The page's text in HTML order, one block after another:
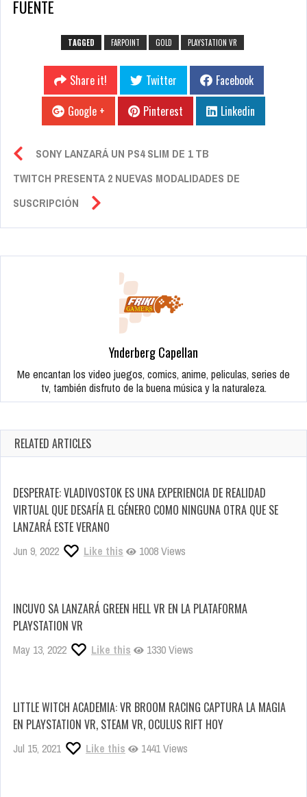
FUENTE
TAGGED FARPOINT GOLD PLAYSTATION VR
Share it! Twitter
Facebook
Google +
Pinterest Linkedin
SONY LANZARÁ UN PS4 SLIM DE 1 TB
TWITCH PRESENTA 2 NUEVAS MODALIDADES DE
SUSCRIPCIÓN
Ynderberg Capellan
Me encantan los video juegos, comics, anime, peliculas, series de
tv, también disfruto de la buena música y la naturaleza.
RELATED ARTICLES
DESPERATE: VLADIVOSTOK ES UNA EXPERIENCIA DE REALIDAD
VIRTUAL QUE DESAFÍA EL GÉNERO COMO NINGUNA OTRA QUE SE
LANZARÁ ESTE VERANO
Jun 9, 2022 Like this 1008 Views
INCUVO SA LANZARÁ GREEN HELL VR EN LA PLATAFORMA
PLAYSTATION VR
May 13, 2022 Like this 1330 Views
LITTLE WITCH ACADEMIA: VR BROOM RACING CAPTURA LA MAGIA
EN PLAYSTATION VR, STEAM VR, OCULUS RIFT HOY
Jul 15, 2021 Like this 1441 Views